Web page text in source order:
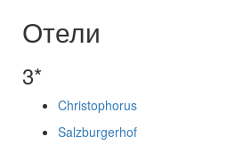
Отели
3*
Christophorus
Salzburgerhof